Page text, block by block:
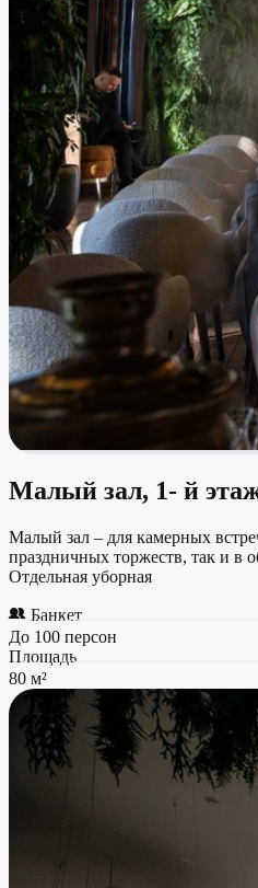
Малый зал, 1- й
Малый зал – для камерных
праздничных торжеств, так и в
Отдельная уборная
Банкет
До 100 персон
Площадь
80 м²